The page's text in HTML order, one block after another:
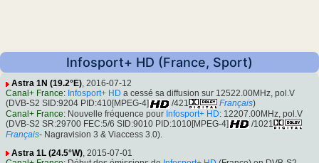
Infosport+ HD (France, Sport)
Astra 1N (19.2°E), 2016-07-12
Canal+ France: Infosport+ HD a cessé sa diffusion sur 12522.00MHz, pol.V
(DVB-S2 SID:9204 PID:410[MPEG-4]
/421 Français)
Canal+ France: Nouvelle fréquence pour Infosport+ HD: 12207.00MHz, pol.V
(DVB-S2 SR:29700 FEC:5/6 SID:9010 PID:1010[MPEG-4]
/1021
Français- Nagravision 3 & Viaccess 3.0).
Astra 1L (24.5°W), 2015-07-01